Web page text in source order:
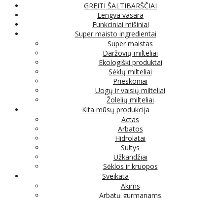
GREITI ŠALTIBARŠČIAI
Lengva vasara
Funkciniai mišiniai
Super maisto ingredientai
Super maistas
Daržovių milteliai
Ekologiški produktai
Sėklų milteliai
Prieskoniai
Uogų ir vaisių milteliai
Žolelių milteliai
Kita mūsų produkcija
Actas
Arbatos
Hidrolatai
Sultys
Užkandžiai
Sėklos ir kruopos
Sveikata
Akims
Arbatų gurmanams